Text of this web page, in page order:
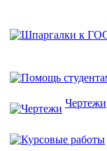
Чертежи